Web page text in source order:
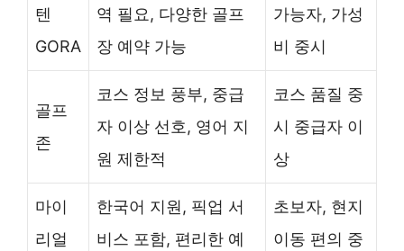
텐
GORA
역 필요, 다양한 골프
장 예약 가능
가능자, 가성
비 중시
골프
존
코스 정보 풍부, 중급
자 이상 선호, 영어 지
원 제한적
코스 품질 중
시 중급자 이
상
마이
리얼
한국어 지원, 픽업 서
비스 포함, 편리한 예
초보자, 현지
이동 편의 중